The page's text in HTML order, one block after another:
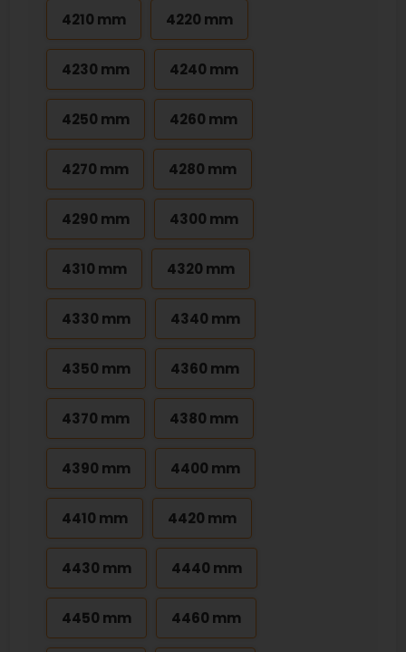
4210 mm 4220 mm
4230 mm 4240 mm
4250 mm 4260 mm
4270 mm 4280 mm
4290 mm 4300 mm
4310 mm 4320 mm
4330 mm 4340 mm
4350 mm 4360 mm
4370 mm 4380 mm
4390 mm 4400 mm
4410 mm 4420 mm
4430 mm 4440 mm
4450 mm 4460 mm